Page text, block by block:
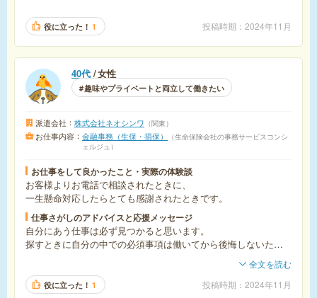
役に立った！ 1 投稿時期 2024年11月
40代 女性
趣味やプライベートと両立して働きたい
派遣会社 株式会社ネオシンワ 関東
お仕事内容 金融事務（生保・損保）
生命保険会社の事務サービスコンシ
ェルジュ
お仕事をして良かったこと・実際の体験談
お客様よりお電話で相談されたときに、
一生懸命対応したらとても感謝されたときです。
仕事さがしのアドバイスと応援メッセージ
自分にあう仕事は必ず見つかると思います。
探すときに自分の中での必須事項は働いてから後悔しないため
全文を読む
役に立った！ 1 投稿時期 2024年11月